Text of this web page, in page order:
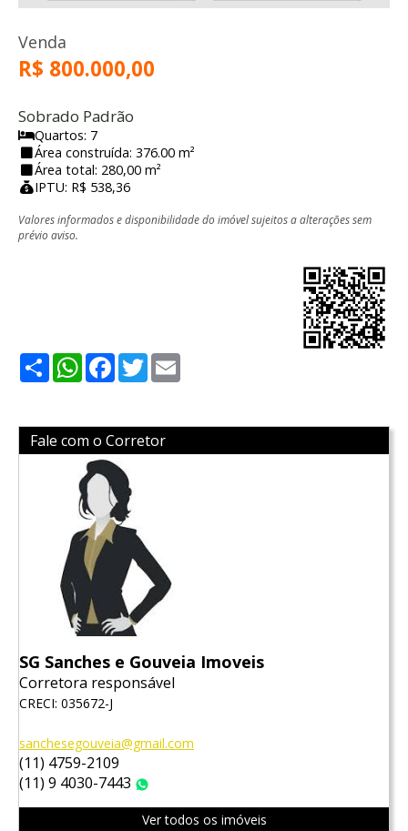
Venda
R$ 800.000,00
Sobrado Padrão
Quartos: 7
Área construída: 376.00 m²
Área total: 280,00 m²
IPTU: R$ 538,36
Valores informados e disponibilidade do imóvel sujeitos a alterações sem
prévio aviso.
ShareWhatsApp
Facebook
Twitter
Fale com o Corretor
SG Sanches e Gouveia Imoveis
Corretora responsável
CRECI: 035672-J
sanchesegouveia@gmail.com
(11) 4759-2109
(11) 9 4030-7443
Ver todos os imóveis